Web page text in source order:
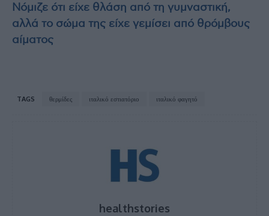
Νόμιζε ότι είχε θλάση από τη γυμναστική,
αλλά το σώμα της είχε γεμίσει από θρόμβους
αίματος
TAGS θερμίδες ιταλικό εστιατόριο ιταλικό φαγητό
healthstories